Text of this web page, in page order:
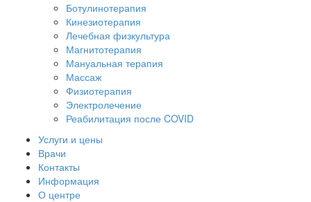
Ботулинотерапия
Кинезиотерапия
Лечебная физкультура
Магнитотерапия
Мануальная терапия
Массаж
Физиотерапия
Электролечение
Реабилитация после COVID
Услуги и цены
Врачи
Контакты
Информация
О центре